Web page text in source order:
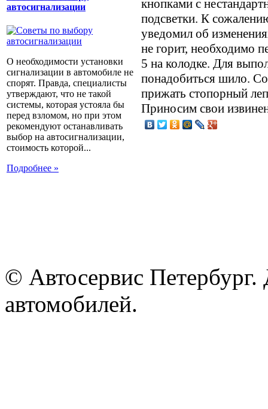
автосигнализации
О необходимости установки
сигнализации в автомобиле не
спорят. Правда, специалисты
утверждают, что не такой
системы, которая устояла бы
перед взломом, но при этом
рекомендуют останавливать
выбор на автосигнализации,
стоимость которой...
Подробнее »
кнопками с
подсветки. К
уведомил об
не горит, необходимо
5 на колодке. Для
понадобиться шило.
прижать стопорный
Приносим свои
© Автосервис
автомобилей.